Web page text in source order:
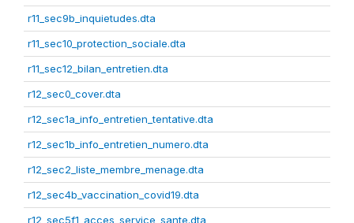
r11_sec9b_inquietudes.dta
r11_sec10_protection_sociale.dta
r11_sec12_bilan_entretien.dta
r12_sec0_cover.dta
r12_sec1a_info_entretien_tentative.dta
r12_sec1b_info_entretien_numero.dta
r12_sec2_liste_membre_menage.dta
r12_sec4b_vaccination_covid19.dta
r12_sec5f1_acces_service_sante.dta